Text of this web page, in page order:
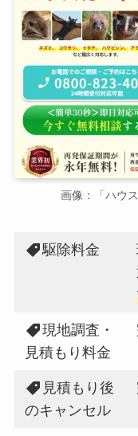
画像：「ハウ
駆除料金
現地調査・
見積もり料金
見積もり後
のキャンセル